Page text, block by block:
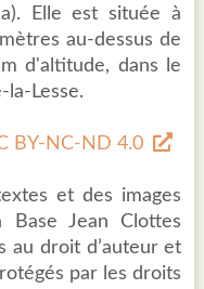
Elle est située à
au-dessus de
d'altitude, dans le
la-Lesse.
BY-NC-ND 4.0
et des images
Base Jean Clottes
au droit d’auteur et
par les droits